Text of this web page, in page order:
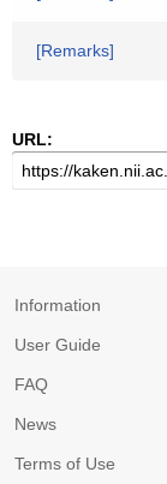
[Remarks]
URL:
Information
User Guide
FAQ
News
Terms of Use